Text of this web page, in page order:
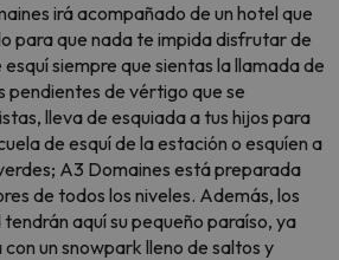
irá acompañado de un hotel que
para que nada te impida disfrutar de
siempre que sientas la llamada de
pendientes de vértigo que se
lleva de esquiada a tus hijos para
de esquí de la estación o esquíen a
A3 Domaines está preparada
de todos los niveles. Además, los
aquí su pequeño paraíso, ya
un snowpark lleno de saltos y